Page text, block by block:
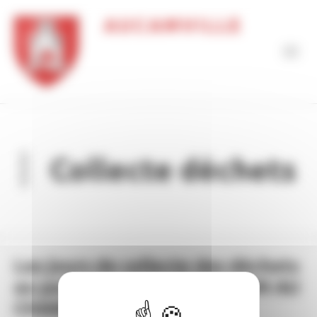
AUCAMVILLE
Collecte déchets
Les jours de collecte des déchets
au porte à porte: ATTENTION AU
CHANGEMENT!
Panneau de gestion des cookies